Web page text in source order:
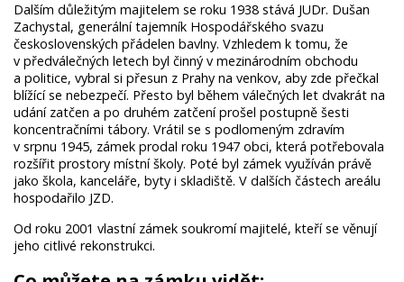
Dalším důležitým majitelem se roku 1938 stává JUDr. Dušan
Zachystal, generální tajemník Hospodářského svazu
československých přádelen bavlny. Vzhledem k tomu, že
v předválečných letech byl činný v mezinárodním obchodu
a politice, vybral si přesun z Prahy na venkov, aby zde přečkal
blížící se nebezpečí. Přesto byl během válečných let dvakrát na
udání zatčen a po druhém zatčení prošel postupně šesti
koncentračními tábory. Vrátil se s podlomeným zdravím
v srpnu 1945, zámek prodal roku 1947 obci, která potřebovala
rozšířit prostory místní školy. Poté byl zámek využíván právě
jako škola, kanceláře, byty i skladiště. V dalších částech areálu
hospodařilo JZD.
Od roku 2001 vlastní zámek soukromí majitelé, kteří se věnují
jeho citlivé rekonstrukci.